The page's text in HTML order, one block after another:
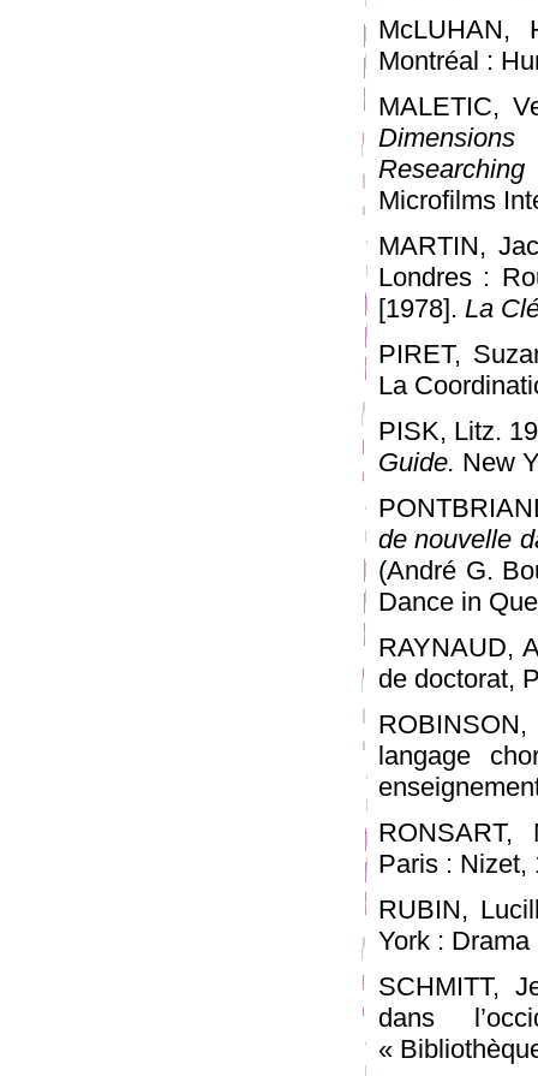
McLUHAN,
Montréal :
MALETIC,
Microfilms
MARTIN,
Londres :
[1978]. La
PIRET,
La
PISK, Litz.
Guide. New
de nouvelle
(André G.
Dance in
RAYNAUD,
de doctorat,
langage
Paris : Nizet,
RUBIN,
York :
SCHMITT,
dans
«